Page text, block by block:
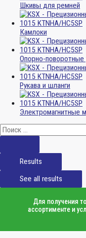
Шкивы для ремней
Камлоки
Опорно-поворотные
Рукава и шланги
Электромагнитные
Results
See all results
Для получения
ассортименте и